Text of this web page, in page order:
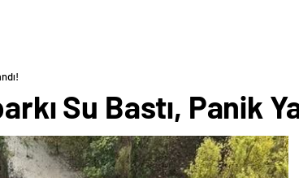
Su Bastı, Panik